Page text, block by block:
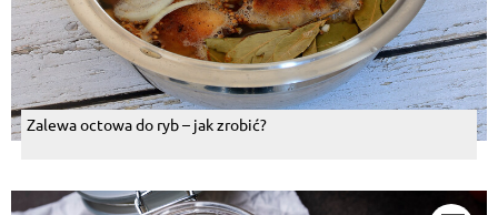
Zalewa octowa do ryb – jak zrobić?